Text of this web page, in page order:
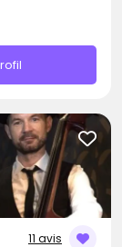
11 avis